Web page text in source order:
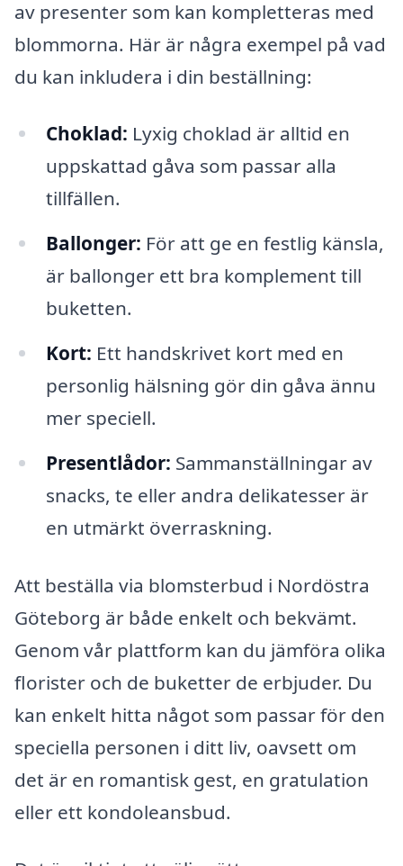
av presenter som kan kompletteras med
blommorna. Här är några exempel på vad
du kan inkludera i din beställning:
Choklad: Lyxig choklad är alltid en
uppskattad gåva som passar alla
tillfällen.
Ballonger: För att ge en festlig känsla,
är ballonger ett bra komplement till
buketten.
Kort: Ett handskrivet kort med en
personlig hälsning gör din gåva ännu
mer speciell.
Presentlådor: Sammanställningar av
snacks, te eller andra delikatesser är
en utmärkt överraskning.
Att beställa via blomsterbud i Nordöstra
Göteborg är både enkelt och bekvämt.
Genom vår plattform kan du jämföra olika
florister och de buketter de erbjuder. Du
kan enkelt hitta något som passar för den
speciella personen i ditt liv, oavsett om
det är en romantisk gest, en gratulation
eller ett kondoleansbud.